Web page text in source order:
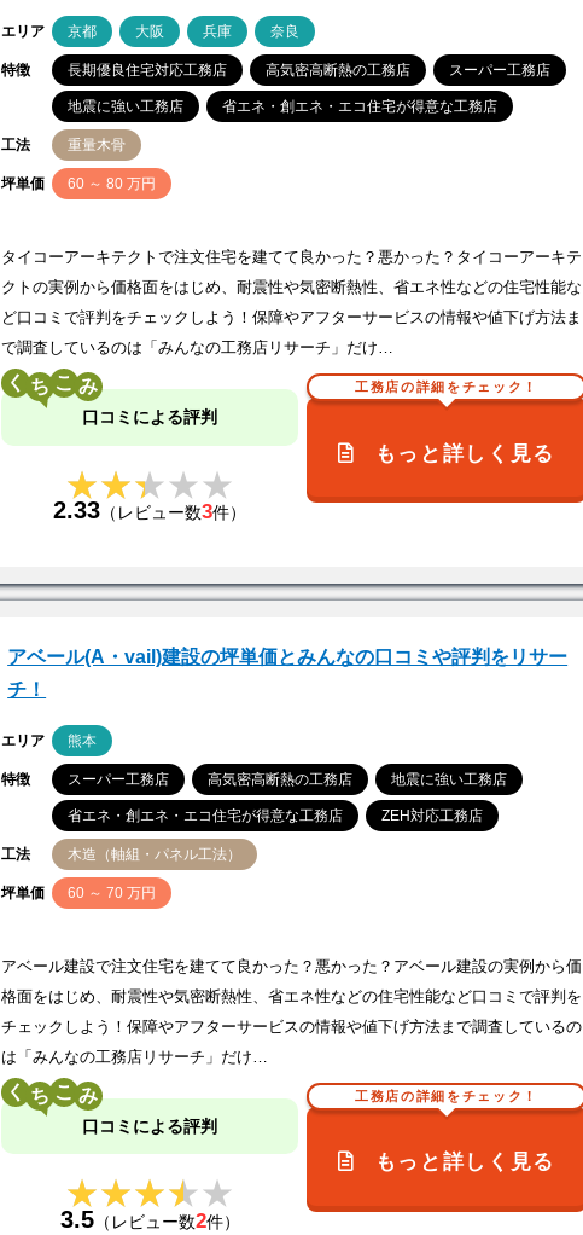
エリア 京都 大阪 兵庫 奈良
特徴 長期優良住宅対応工務店 高気密高断熱の工務店 スーパー工務店
地震に強い工務店 省エネ・創エネ・エコ住宅が得意な工務店
工法 重量木骨
坪単価 60 ～ 80 万円
タイコーアーキテクトで注文住宅を建てて良かった？悪かった？タイコーアーキテ
クトの実例から価格面をはじめ、耐震性や気密断熱性、省エネ性などの住宅性能な
ど口コミで評判をチェックしよう！保障やアフターサービスの情報や値下げ方法ま
で調査しているのは「みんなの工務店リサーチ」だけ…
く こ
口コミによる評判
★★★★★
★★★★★
2.33 （レビュー数3件）
工務店の詳細をチェック！
もっと詳しく見る
アベール(A・vail)建設の坪単価とみんなの口コミや評判をリサー
チ！
エリア 熊本
特徴 スーパー工務店 高気密高断熱の工務店 地震に強い工務店
省エネ・創エネ・エコ住宅が得意な工務店 ZEH対応工務店
工法 木造（軸組・パネル工法）
坪単価 60 ～ 70 万円
アベール建設で注文住宅を建てて良かった？悪かった？アベール建設の実例から価
格面をはじめ、耐震性や気密断熱性、省エネ性などの住宅性能など口コミで評判を
チェックしよう！保障やアフターサービスの情報や値下げ方法まで調査しているの
は「みんなの工務店リサーチ」だけ…
く こ
口コミによる評判
★★★★★
★★★★★
3.5（レビュー数2件）
工務店の詳細をチェック！
もっと詳しく見る